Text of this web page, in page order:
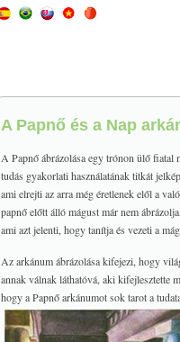
A Papnő és a Nap
A Papnő ábrázolása egy trónon ülő fiatal
tudás gyakorlati használatának titkát
ami elrejti az arra még éretlenek elől a
papnő előtt álló mágust már nem
ami azt jelenti, hogy tanítja és vezeti a
Az arkánum ábrázolása kifejezi, hogy
annak válnak láthatóvá, aki kifejlesztette
hogy a Papnő arkánumot sok tarot a